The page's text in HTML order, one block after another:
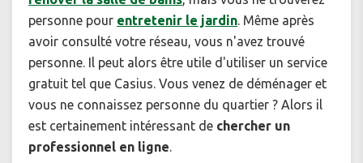
personne pour entretenir le jardin. Même après
avoir consulté votre réseau, vous n'avez trouvé
personne. Il peut alors être utile d'utiliser un service
gratuit tel que Casius. Vous venez de déménager et
vous ne connaissez personne du quartier ? Alors il
est certainement intéressant de chercher un
professionnel en ligne.